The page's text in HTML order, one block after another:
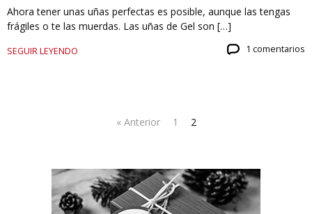
Ahora tener unas uñas perfectas es posible, aunque las tengas
frágiles o te las muerdas. Las uñas de Gel son […]
SEGUIR LEYENDO 1 comentarios
« Anterior 1 2